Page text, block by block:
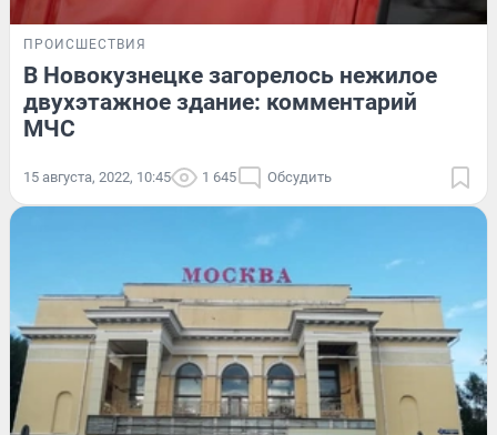
ПРОИСШЕСТВИЯ
В Новокузнецке загорелось нежилое
двухэтажное здание: комментарий
МЧС
15 августа, 2022, 10:45 1 645 Обсудить